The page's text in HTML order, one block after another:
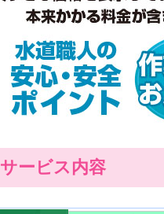
サービス内容